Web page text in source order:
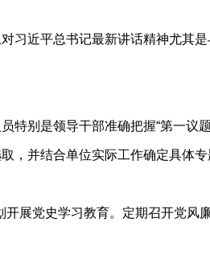
习近平总书记最新讲话精神尤其
别是领导干部准确把握“第一议
，并结合单位实际工作确定具体专
展党史学习教育。定期召开党风